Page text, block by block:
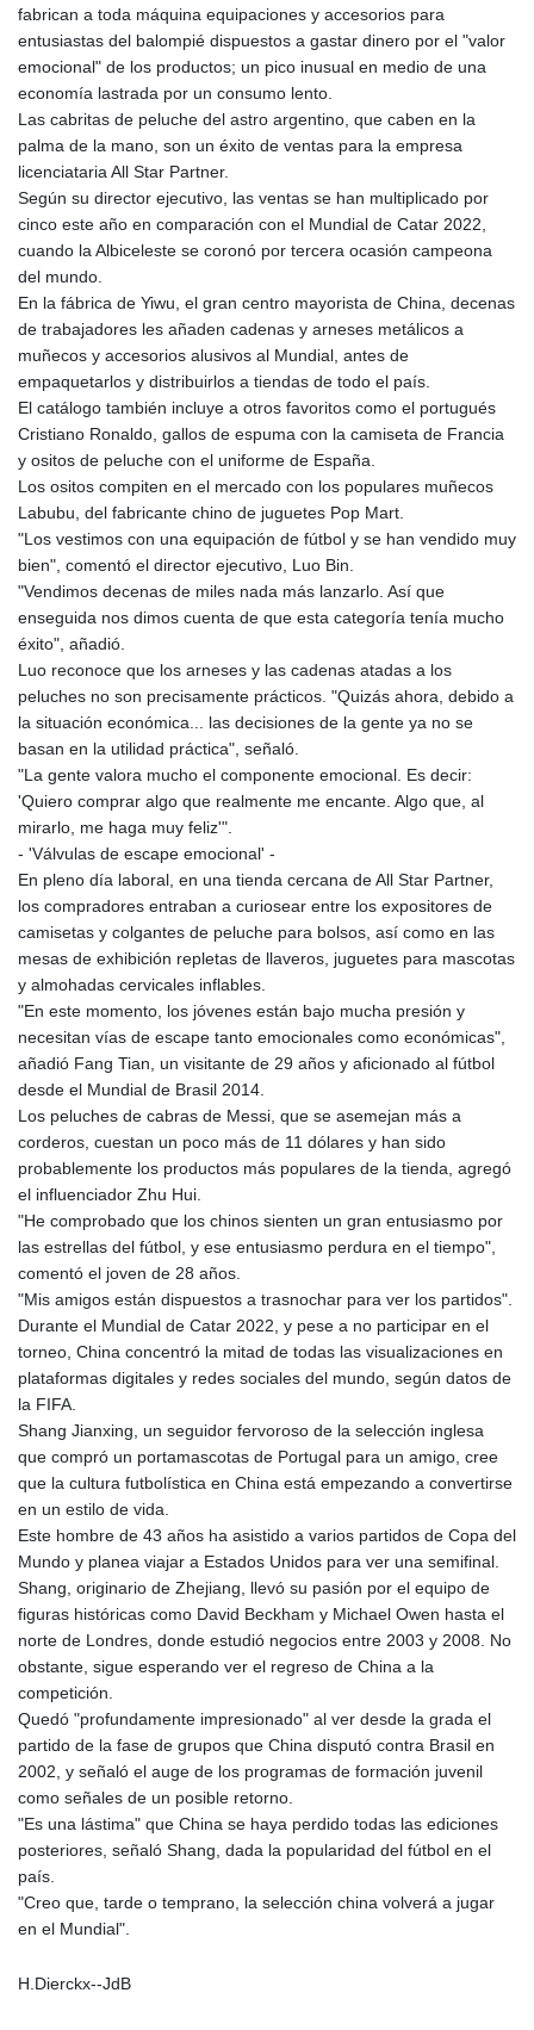
fabrican a toda máquina equipaciones y accesorios para
entusiastas del balompié dispuestos a gastar dinero por el "valor
emocional" de los productos; un pico inusual en medio de una
economía lastrada por un consumo lento.
Las cabritas de peluche del astro argentino, que caben en la
palma de la mano, son un éxito de ventas para la empresa
licenciataria All Star Partner.
Según su director ejecutivo, las ventas se han multiplicado por
cinco este año en comparación con el Mundial de Catar 2022,
cuando la Albiceleste se coronó por tercera ocasión campeona
del mundo.
En la fábrica de Yiwu, el gran centro mayorista de China, decenas
de trabajadores les añaden cadenas y arneses metálicos a
muñecos y accesorios alusivos al Mundial, antes de
empaquetarlos y distribuirlos a tiendas de todo el país.
El catálogo también incluye a otros favoritos como el portugués
Cristiano Ronaldo, gallos de espuma con la camiseta de Francia
y ositos de peluche con el uniforme de España.
Los ositos compiten en el mercado con los populares muñecos
Labubu, del fabricante chino de juguetes Pop Mart.
"Los vestimos con una equipación de fútbol y se han vendido muy
bien", comentó el director ejecutivo, Luo Bin.
"Vendimos decenas de miles nada más lanzarlo. Así que
enseguida nos dimos cuenta de que esta categoría tenía mucho
éxito", añadió.
Luo reconoce que los arneses y las cadenas atadas a los
peluches no son precisamente prácticos. "Quizás ahora, debido a
la situación económica... las decisiones de la gente ya no se
basan en la utilidad práctica", señaló.
"La gente valora mucho el componente emocional. Es decir:
'Quiero comprar algo que realmente me encante. Algo que, al
mirarlo, me haga muy feliz'".
- 'Válvulas de escape emocional' -
En pleno día laboral, en una tienda cercana de All Star Partner,
los compradores entraban a curiosear entre los expositores de
camisetas y colgantes de peluche para bolsos, así como en las
mesas de exhibición repletas de llaveros, juguetes para mascotas
y almohadas cervicales inflables.
"En este momento, los jóvenes están bajo mucha presión y
necesitan vías de escape tanto emocionales como económicas",
añadió Fang Tian, un visitante de 29 años y aficionado al fútbol
desde el Mundial de Brasil 2014.
Los peluches de cabras de Messi, que se asemejan más a
corderos, cuestan un poco más de 11 dólares y han sido
probablemente los productos más populares de la tienda, agregó
el influenciador Zhu Hui.
"He comprobado que los chinos sienten un gran entusiasmo por
las estrellas del fútbol, y ese entusiasmo perdura en el tiempo",
comentó el joven de 28 años.
"Mis amigos están dispuestos a trasnochar para ver los partidos".
Durante el Mundial de Catar 2022, y pese a no participar en el
torneo, China concentró la mitad de todas las visualizaciones en
plataformas digitales y redes sociales del mundo, según datos de
la FIFA.
Shang Jianxing, un seguidor fervoroso de la selección inglesa
que compró un portamascotas de Portugal para un amigo, cree
que la cultura futbolística en China está empezando a convertirse
en un estilo de vida.
Este hombre de 43 años ha asistido a varios partidos de Copa del
Mundo y planea viajar a Estados Unidos para ver una semifinal.
Shang, originario de Zhejiang, llevó su pasión por el equipo de
figuras históricas como David Beckham y Michael Owen hasta el
norte de Londres, donde estudió negocios entre 2003 y 2008. No
obstante, sigue esperando ver el regreso de China a la
competición.
Quedó "profundamente impresionado" al ver desde la grada el
partido de la fase de grupos que China disputó contra Brasil en
2002, y señaló el auge de los programas de formación juvenil
como señales de un posible retorno.
"Es una lástima" que China se haya perdido todas las ediciones
posteriores, señaló Shang, dada la popularidad del fútbol en el
país.
"Creo que, tarde o temprano, la selección china volverá a jugar
en el Mundial".
H.Dierckx--JdB